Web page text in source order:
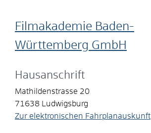
Filmakademie Baden-
Württemberg GmbH
Hausanschrift
Mathildenstrasse 20
71638
Ludwigsburg
Zur elektronischen Fahrplanauskunft